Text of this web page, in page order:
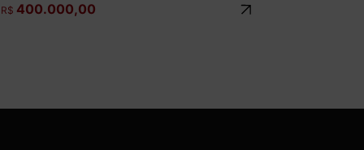
R$ 400.000,00